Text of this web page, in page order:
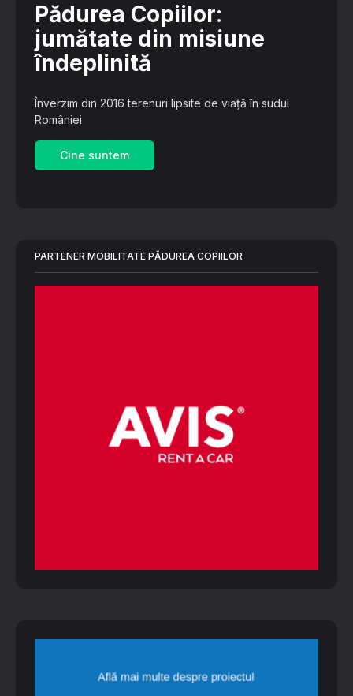
Pădurea Copiilor:
jumătate din misiune
îndeplinită
Înverzim din 2016 terenuri lipsite de viață în sudul
României
Cine suntem
PARTENER MOBILITATE PĂDUREA COPIILOR